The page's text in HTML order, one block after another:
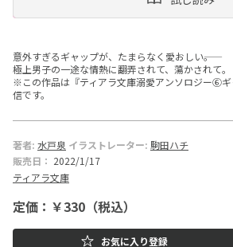
ー
文
庫
意外すぎるギャップが、たまらなく愛おしい――。
極上男子の一途な情熱に翻弄されて、蕩かされて。
※この作品は『ティアラ文庫溺愛アンソロジー⑥
信です。
著者: 水戸泉 イラストレーター: 駒田ハチ
販売日： 2022/1/17
ティアラ文庫
定価：￥330（税込）
お気に入り登録